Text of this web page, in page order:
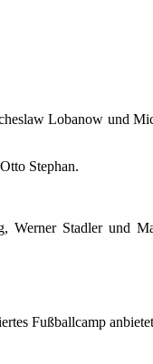
Lobanow und
Stephan.
Stadler und
Fußballcamp